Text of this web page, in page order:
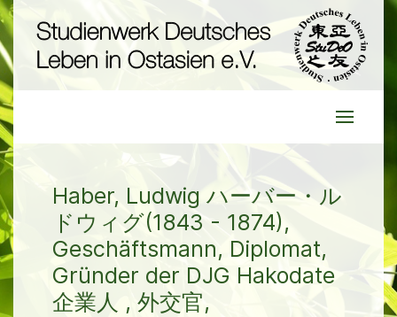
Haber, Ludwig ハーバー・ル
ドウィグ(1843 - 1874),
Geschäftsmann, Diplomat,
Gründer der DJG Hakodate
企業人 , 外交官,